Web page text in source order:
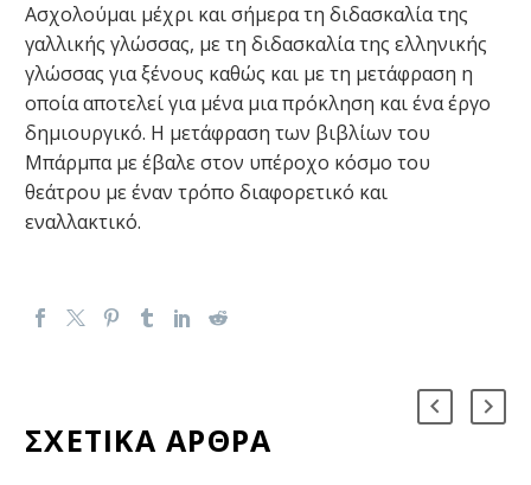
Ασχολούμαι μέχρι και σήμερα τη διδασκαλία της
γαλλικής γλώσσας, με τη διδασκαλία της ελληνικής
γλώσσας για ξένους καθώς και με τη μετάφραση η
οποία αποτελεί για μένα μια πρόκληση και ένα έργο
δημιουργικό. Η μετάφραση των βιβλίων του
Μπάρμπα με έβαλε στον υπέροχο κόσμο του
θεάτρου με έναν τρόπο διαφορετικό και
εναλλακτικό.
ΣΧΕΤΙΚΑ ΑΡΘΡΑ